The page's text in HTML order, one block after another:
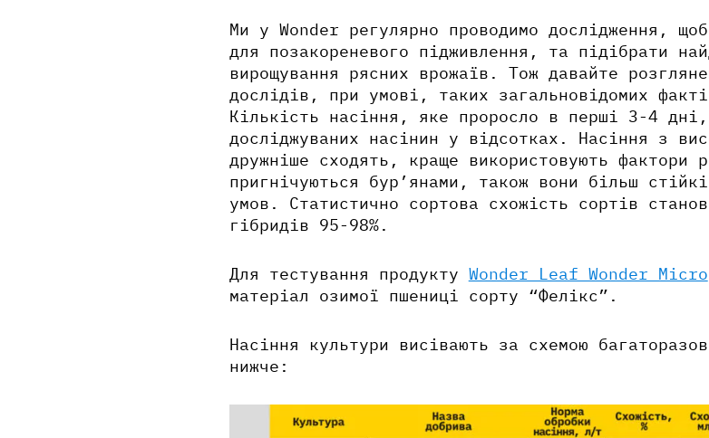
Ми у Wonder регулярно проводимо дослідження,
для позакореневого підживлення, та підібрати
вирощування рясних врожаїв. Тож давайте
дослідів, при умові, таких загальновідомих
Кількість насіння, яке проросло в перші 3-4 дні,
досліджуваних насінин у відсотках. Насіння з
дружніше сходять, краще використовують фактори
пригнічуються бур’янами, також вони більш
умов. Статистично сортова схожість сортів
гібридів 95-98%.
Для тестування продукту Wonder Leaf Wonder Micro
матеріал озимої пшениці сорту “Фелікс”.
Насіння культури висівають за схемою
нижче: